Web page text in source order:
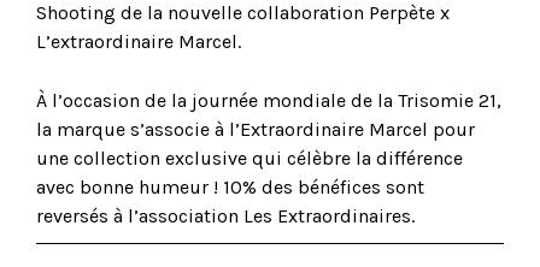
Shooting de la nouvelle collaboration Perpète x
L’extraordinaire Marcel.
À l’occasion de la journée mondiale de la Trisomie 21,
la marque s’associe à l’Extraordinaire Marcel pour
une collection exclusive qui célèbre la différence
avec bonne humeur ! 10% des bénéfices sont
reversés à l’association Les Extraordinaires.